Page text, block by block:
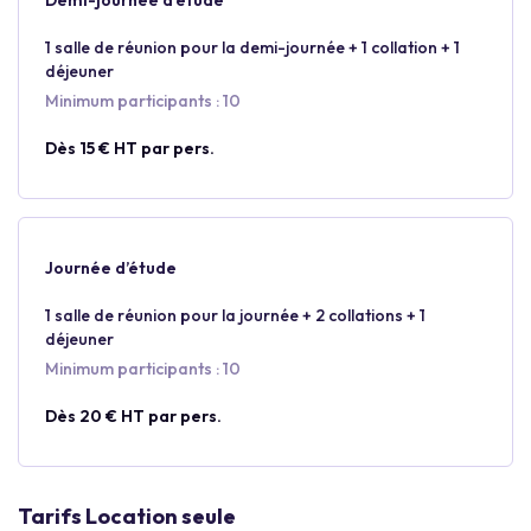
1 salle de réunion pour la demi-journée + 1 collation + 1
déjeuner
Minimum participants : 10
Dès 15 € HT par pers.
Journée d’étude
1 salle de réunion pour la journée + 2 collations + 1
déjeuner
Minimum participants : 10
Dès 20 € HT par pers.
Tarifs Location seule